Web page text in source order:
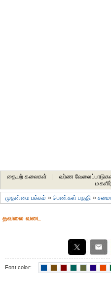
தையற் கலைகள் வர்ண
முதன்மை பக்கம் »பெண்கள் பகுதி »
தவலை வடை
Font color: